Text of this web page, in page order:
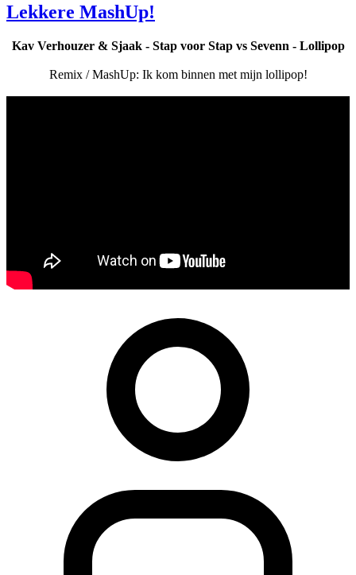
Lekkere MashUp!
Kav Verhouzer & Sjaak - Stap voor Stap vs Sevenn - Lollipop
Remix / MashUp: Ik kom binnen met mijn lollipop!